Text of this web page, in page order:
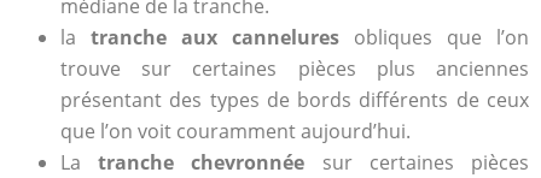
médiane de la tranche.
la tranche aux cannelures obliques que l’on
trouve sur certaines pièces plus anciennes
présentant des types de bords différents de ceux
que l’on voit couramment aujourd’hui.
Latranche chevronnée sur certaines pièces